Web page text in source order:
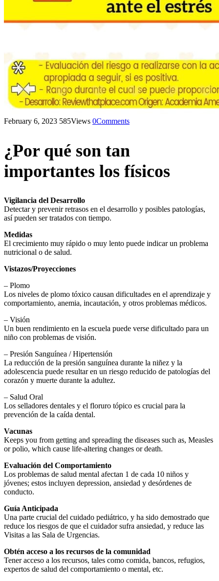
February 6, 2023 585Views 0Comments
¿Por qué son tan
importantes los físicos
Vigilancia del Desarrollo
Detectar y prevenir retrasos en el desarrollo y posibles patologías,
así pueden ser tratados con tiempo.
Medidas
El crecimiento muy rápido o muy lento puede indicar un problema
nutricional o de salud.
Vistazos/Proyecciones
– Plomo
Los niveles de plomo tóxico causan dificultades en el aprendizaje y
comportamiento, anemia, incautación, y otros problemas médicos.
– Visión
Un buen rendimiento en la escuela puede verse dificultado para un
niño con problemas de visión.
– Presión Sanguínea / Hipertensión
La reducción de la presión sanguínea durante la niñez y la
adolescencia puede resultar en un riesgo reducido de patologías del
corazón y muerte durante la adultez.
– Salud Oral
Los selladores dentales y el floruro tópico es crucial para la
prevención de la caída dental.
Vacunas
Keeps you from getting and spreading the diseases such as, Measles
or polio, which cause life-altering changes or death.
Evaluación del Comportamiento
Los problemas de salud mental afectan 1 de cada 10 niños y
jóvenes; estos incluyen depression, ansiedad y desórdenes de
conducto.
Guía Anticipada
Una parte crucial del cuidado pediátrico, y ha sido demostrado que
reduce los riesgos de que el cuidador sufra ansiedad, y reduce las
Visitas a las Sala de Urgencias.
Obtén acceso a los recursos de la comunidad
Tener acceso a los recursos, tales como comida, bancos, refugios,
expertos de salud del comportamiento o mental, etc.